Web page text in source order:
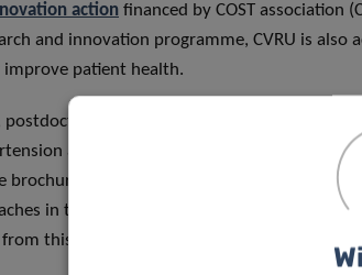
action financed by COST association
and innovation programme, CVRU is also
patient health.
postdoctoral fellow of the CVRU team,
and her research activities dedicated
brochure explains some of the key factors
in the diagnosis of hypertension, brings
this condition and suggests concrete